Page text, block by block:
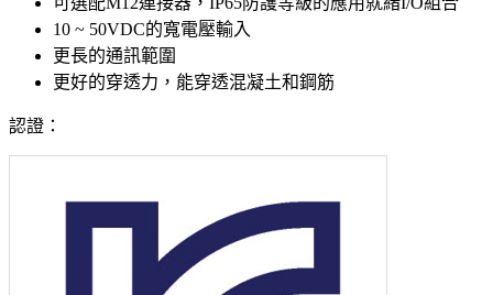
10 ~ 50VDC的寬電壓輸入
更長的通訊範圍
更好的穿透力，能穿透混凝土和鋼筋
認證：